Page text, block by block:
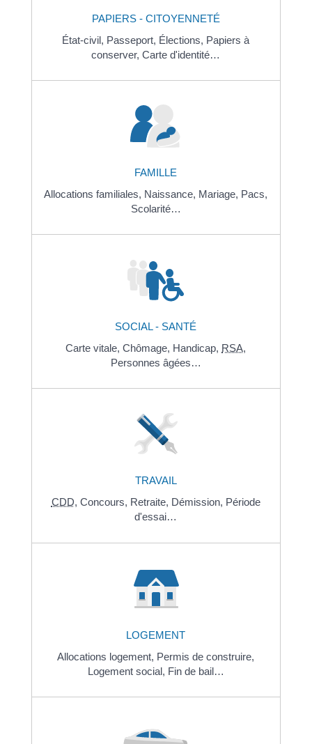
PAPIERS - CITOYENNETÉ
État-civil, Passeport, Élections, Papiers à
conserver,Carte d'identité…
FAMILLE
Allocations familiales, Naissance, Mariage, Pacs,
Scolarité…
SOCIAL - SANTÉ
Carte vitale,Chômage, Handicap, RSA,
Personnes âgées…
TRAVAIL
CDD, Concours, Retraite, Démission, Période
d'essai…
LOGEMENT
Allocations logement, Permis de construire,
Logement social, Fin de bail…